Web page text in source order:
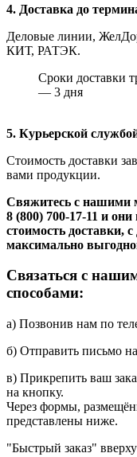
4. Доставка до
Деловые линии,
КИТ, РАТЭК.
Сроки доставки
— 3 дня
5. Курьерской
Стоимость доставки
вами продукции.
Свяжитесь с нашими
8 (800) 700-17-11 и они
стоимость доставки,
максимально
Связаться с
способами:
а) Позвонив нам по
б) Отправить письмо
в) Прикрепить ваш
на кнопку.
Через формы,
представлены ниже.
"Быстрый заказ"